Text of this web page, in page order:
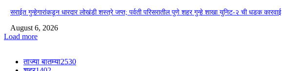
सराईत गुन्हेगारांकडून धारदार लोखंडी शस्त्रे जप्त; पर्वती परिसरातील पुणे शहर गुन्हे शाखा युनिट-२ ची धडक कारवाई
August 6, 2026
Load more
ताज्या बातम्या2530